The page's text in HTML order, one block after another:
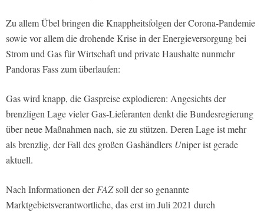
Zu allem Übel bringen die Knappheitsfolgen der Corona-Pandemie
sowie vor allem die drohende Krise in der Energieversorgung bei
Strom und Gas für Wirtschaft und private Haushalte nunmehr
Pandoras Fass zum überlaufen:
Gas wird knapp, die Gaspreise explodieren: Angesichts der
brenzligen Lage vieler Gas-Lieferanten denkt die Bundesregierung
über neue Maßnahmen nach, sie zu stützen. Deren Lage ist mehr
als brenzlig, der Fall des großen Gashändlers Uniperist gerade
aktuell.
Nach Informationen derFAZsoll der so genannte
Marktgebietsverantwortliche, das erst im Juli 2021 durch